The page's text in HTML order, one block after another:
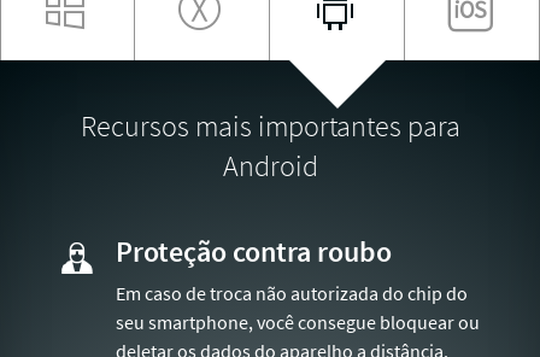
Recursos mais importantes para
Android
Proteção contra roubo
Em caso de troca não autorizada do chip do
seu smartphone, você consegue bloquear ou
deletar os dados do aparelho a distância.